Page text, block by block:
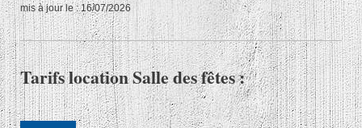
mis à jour le : 16/07/2026
Tarifs location Salle des fêtes :